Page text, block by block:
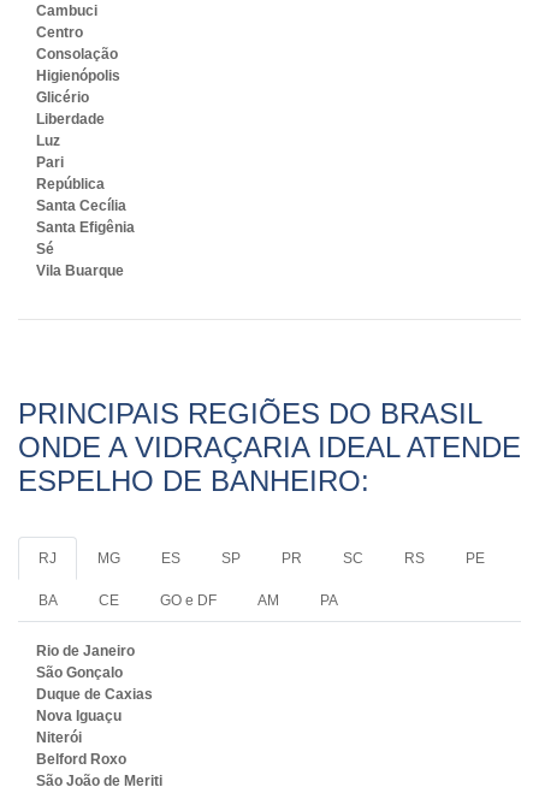
Cambuci
Centro
Consolação
Higienópolis
Glicério
Liberdade
Luz
Pari
República
Santa Cecília
Santa Efigênia
Sé
Vila Buarque
PRINCIPAIS REGIÕES DO BRASIL
ONDE A VIDRAÇARIA IDEAL ATENDE
ESPELHO DE BANHEIRO:
RJ MG ES SP PR SC RS PE
BA CE GO e DF AM PA
Rio de Janeiro
São Gonçalo
Duque de Caxias
Nova Iguaçu
Niterói
Belford Roxo
São João de Meriti